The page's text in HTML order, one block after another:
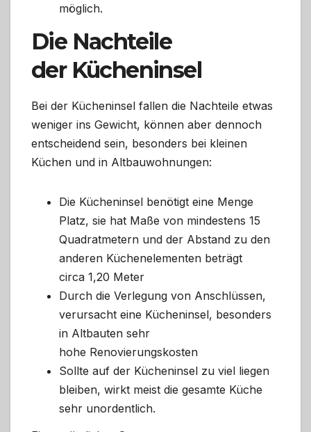
möglich.
Die Nachteile
der Kücheninsel
Bei der Kücheninsel fallen die Nachteile etwas
weniger ins Gewicht, können aber dennoch
entscheidend sein, besonders bei kleinen
Küchen und in Altbauwohnungen:
Die Kücheninsel benötigt eine Menge
Platz, sie hat Maße von mindestens 15
Quadratmetern und der Abstand zu den
anderen Küchenelementen beträgt
circa 1,20 Meter
Durch die Verlegung von Anschlüssen,
verursacht eine Kücheninsel, besonders
in Altbauten sehr
hohe Renovierungskosten
Sollte auf der Kücheninsel zu viel liegen
bleiben, wirkt meist die gesamte Küche
sehr unordentlich.